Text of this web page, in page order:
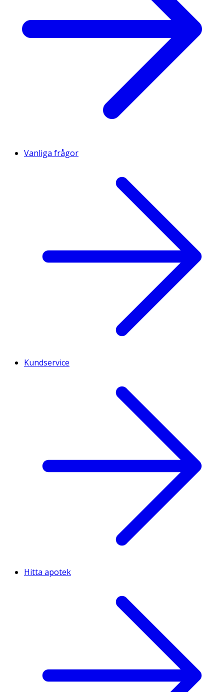
Vanliga frågor
Kundservice
Hitta apotek